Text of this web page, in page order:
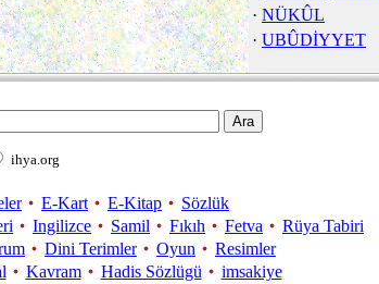
· NÜKÛL
· UBÛDİYYET
ihya.org
E-Kart E-Kitap
Sözlük
Ingilizce Samil Fıkıh Fetva
Rüya Tabiri
Dini Terimler Oyun
Resimler
Kavram Hadis Sözlügü imsakiye